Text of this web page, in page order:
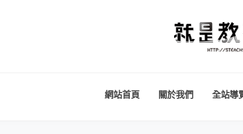
網站首頁 關於我們 全站導